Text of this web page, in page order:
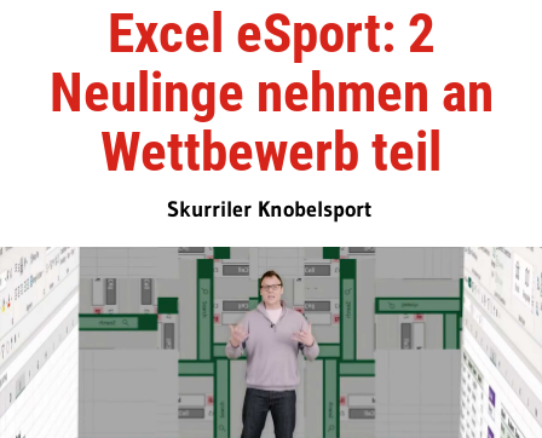
Excel eSport: 2
Neulinge nehmen an
Wettbewerb teil
Skurriler Knobelsport